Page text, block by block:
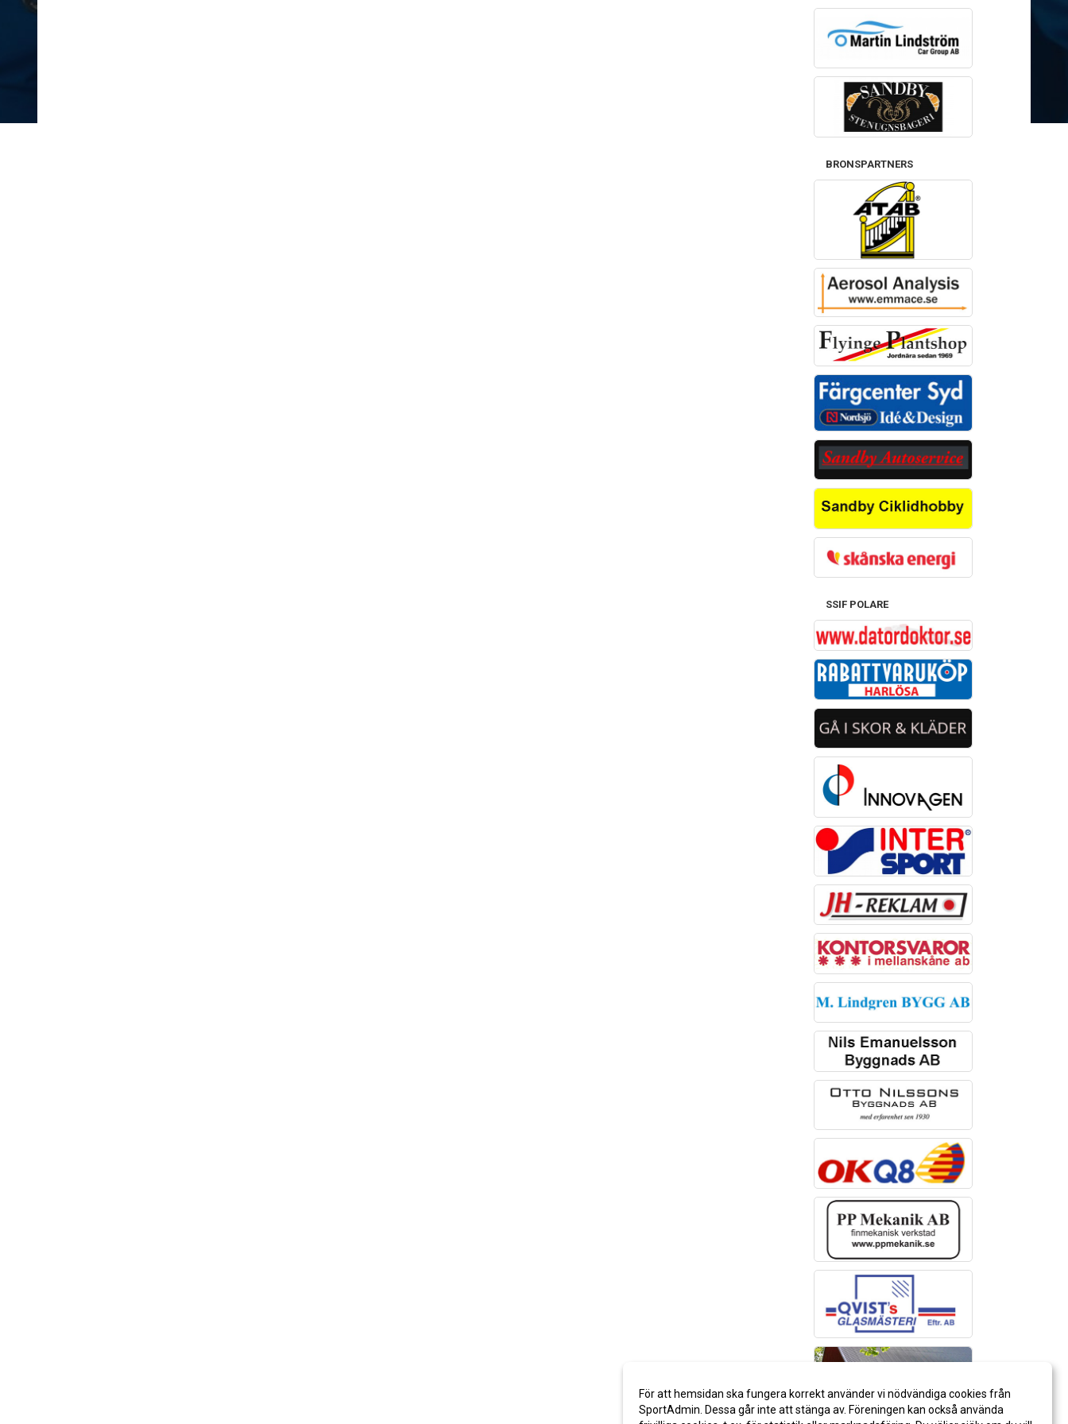
BRONSPARTNERS
SSIF POLARE
För att hemsidan ska fungera korrekt använder vi nödvändiga cookies från
SportAdmin. Dessa går inte att stänga av. Föreningen kan också använda